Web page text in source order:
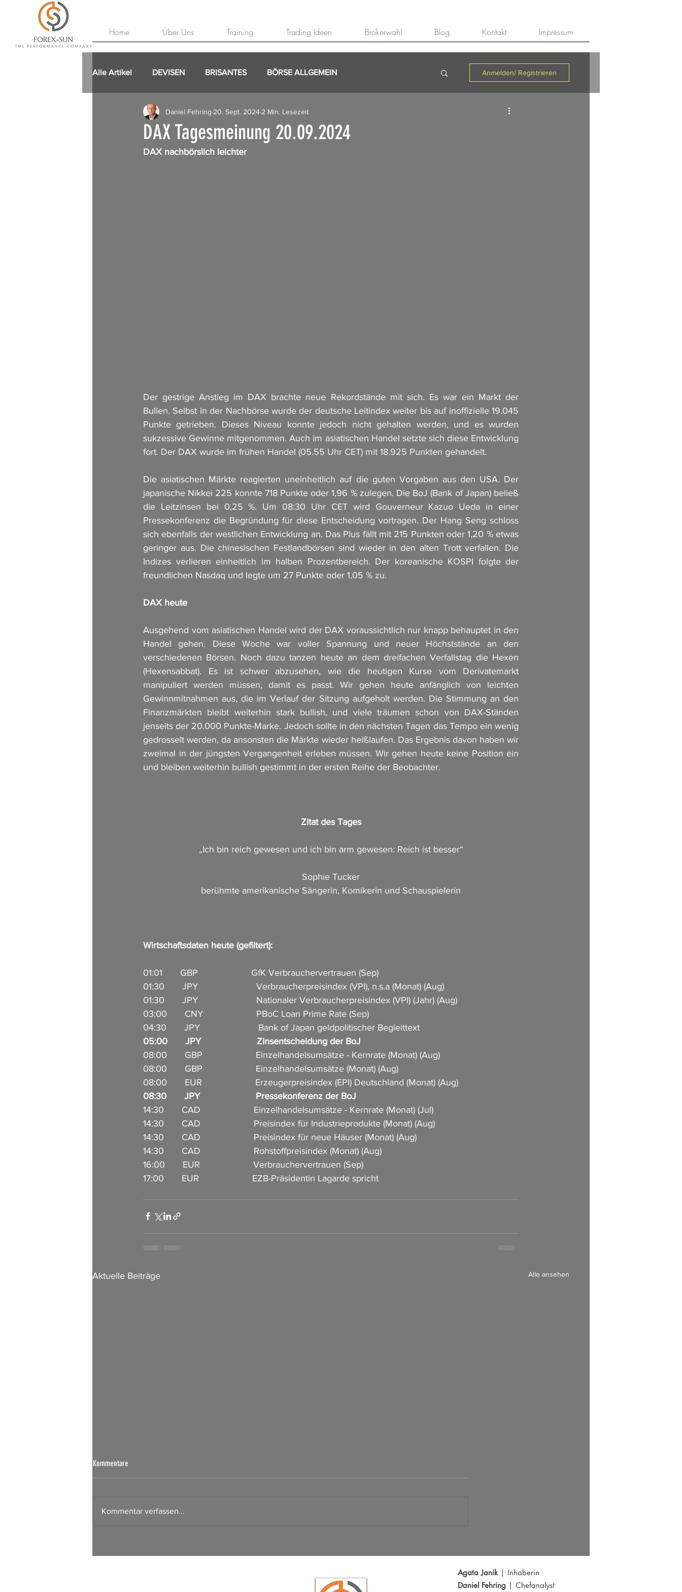
Home Über Uns Training Trading Ideen Brokerwahl Blog Kontakt Impressum
Alle Artikel DEVISEN BRISANTES BÖRSE ALLGEMEIN Anmelden/ Registrieren
DAX Tagesmeinung 20.09.2024
Daniel Fehring 20. Sept. 2024 2 Min. Lesezeit
DAX nachbörslich leichter
Der gestrige Anstieg im DAX brachte neue Rekordstände mit sich. Es war ein Markt der
Bullen. Selbst in der Nachbörse wurde der deutsche Leitindex weiter bis auf inoffizielle 19.045
Punkte getrieben. Dieses Niveau konnte jedoch nicht gehalten werden, und es wurden
sukzessive Gewinne mitgenommen. Auch im asiatischen Handel setzte sich diese Entwicklung
fort. Der DAX wurde im frühen Handel (05.55 Uhr CET) mit 18.925 Punkten gehandelt.
Die asiatischen Märkte reagierten uneinheitlich auf die guten Vorgaben aus den USA. Der
japanische Nikkei 225 konnte 718 Punkte oder 1,96 % zulegen. Die BoJ (Bank of Japan) beließ
die Leitzinsen bei 0,25 %. Um 08:30 Uhr CET wird Gouverneur Kazuo Ueda in einer
Pressekonferenz die Begründung für diese Entscheidung vortragen. Der Hang Seng schloss
sich ebenfalls der westlichen Entwicklung an. Das Plus fällt mit 215 Punkten oder 1,20 % etwas
geringer aus. Die chinesischen Festlandbörsen sind wieder in den alten Trott verfallen. Die
Indizes verlieren einheitlich im halben Prozentbereich. Der koreanische KOSPI folgte der
freundlichen Nasdaq und legte um 27 Punkte oder 1,05 % zu.
DAX heute
Ausgehend vom asiatischen Handel wird der DAX voraussichtlich nur knapp behauptet in den
Handel gehen. Diese Woche war voller Spannung und neuer Höchststände an den
verschiedenen Börsen. Noch dazu tanzen heute an dem dreifachen Verfallstag die Hexen
(Hexensabbat). Es ist schwer abzusehen, wie die heutigen Kurse vom Derivatemarkt
manipuliert werden müssen, damit es passt. Wir gehen heute anfänglich von leichten
Gewinnmitnahmen aus, die im Verlauf der Sitzung aufgeholt werden. Die Stimmung an den
Finanzmärkten bleibt weiterhin stark bullish, und viele träumen schon von DAX-Ständen
jenseits der 20.000 Punkte-Marke. Jedoch sollte in den nächsten Tagen das Tempo ein wenig
gedrosselt werden, da ansonsten die Märkte wieder heißlaufen. Das Ergebnis davon haben wir
zweimal in der jüngsten Vergangenheit erleben müssen. Wir gehen heute keine Position ein
und bleiben weiterhin bullish gestimmt in der ersten Reihe der Beobachter.
Zitat des Tages
„Ich bin reich gewesen und ich bin arm gewesen: Reich ist besser“
Sophie Tucker
berühmte amerikanische Sängerin, Komikerin und Schauspielerin
Wirtschaftsdaten heute (gefiltert):
01:01       GBP                     GfK Verbrauchervertrauen (Sep)
01:30       JPY                       Verbraucherpreisindex (VPI), n.s.a (Monat) (Aug)
01:30       JPY                       Nationaler Verbraucherpreisindex (VPI) (Jahr) (Aug)
03:00       CNY                     PBoC Loan Prime Rate (Sep)
04:30       JPY                       Bank of Japan geldpolitischer Begleittext
05:00       JPY                      Zinsentscheidung der BoJ
08:00       GBP                     Einzelhandelsumsätze - Kernrate (Monat) (Aug)
08:00       GBP                     Einzelhandelsumsätze (Monat) (Aug)
08:00       EUR                     Erzeugerpreisindex (EPI) Deutschland (Monat) (Aug)
08:30       JPY                      Pressekonferenz der BoJ
14:30       CAD                     Einzelhandelsumsätze - Kernrate (Monat) (Jul)
14:30       CAD                     Preisindex für Industrieprodukte (Monat) (Aug)
14:30       CAD                     Preisindex für neue Häuser (Monat) (Aug)
14:30       CAD                     Rohstoffpreisindex (Monat) (Aug)
16:00       EUR                     Verbrauchervertrauen (Sep)
17:00       EUR                     EZB-Präsidentin Lagarde spricht
Aktuelle Beiträge Alle ansehen
Börsen Radar 07.08.2026
Kommentare
Kommentar verfassen...
Agata Janik| Inhaberin
Daniel Fehring | Chefanalyst